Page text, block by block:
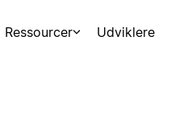
Ressourcer Udviklere